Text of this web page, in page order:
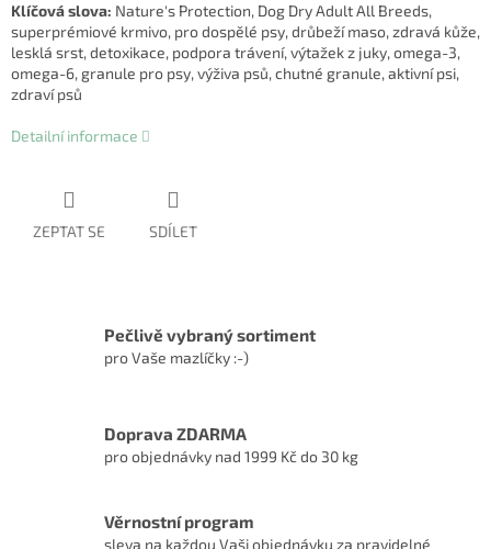
Klíčová slova: Nature's Protection, Dog Dry Adult All Breeds,
superprémiové krmivo, pro dospělé psy, drůbeží maso, zdravá kůže,
lesklá srst, detoxikace, podpora trávení, výtažek z juky, omega-3,
omega-6, granule pro psy, výživa psů, chutné granule, aktivní psi,
zdraví psů
Detailní informace
ZEPTAT SE SDÍLET
Pečlivě vybraný sortiment
pro Vaše mazlíčky :-)
Doprava ZDARMA
pro objednávky nad 1999 Kč do 30 kg
Věrnostní program
sleva na každou Vaši objednávku za pravidelné